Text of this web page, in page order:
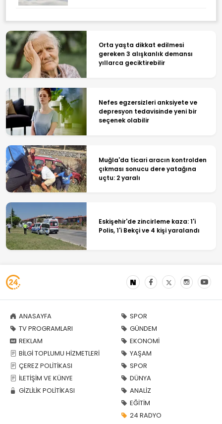
Orta yaşta dikkat edilmesi
gereken 3 alışkanlık demansı
yıllarca geciktirebilir
Nefes egzersizleri anksiyete ve
depresyon tedavisinde yeni bir
seçenek olabilir
Muğla'da ticari aracın kontrolden
çıkması sonucu dere yatağına
uçtu: 2 yaralı
Eskişehir'de zincirleme kaza: 1'i
Polis, 1'i Bekçi ve 4 kişi yaralandı
ANASAYFA
TV PROGRAMLARI
REKLAM
BİLGİ TOPLUMU HİZMETLERİ
ÇEREZ POLİTİKASI
İLETİŞİM VE KÜNYE
GİZLİLİK POLİTİKASI
SPOR
GÜNDEM
EKONOMİ
YAŞAM
SPOR
DÜNYA
ANALİZ
EĞİTİM
24 RADYO